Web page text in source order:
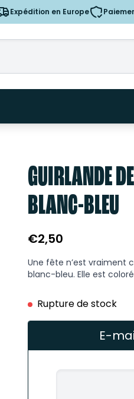
Expédition en Europe
GUIRLANDE
BLANC-BLEU
€2,50
Une fête n’est vraiment
blanc-bleu. Elle est
Rupture de stock
E-